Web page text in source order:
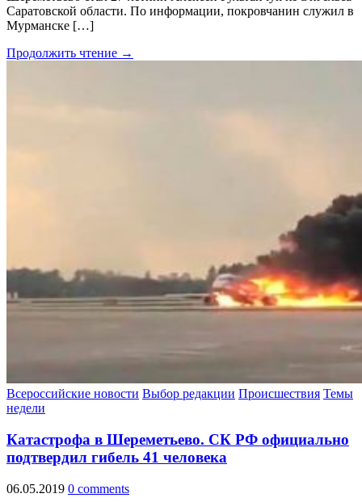
Саратовской области. По информации, покровчанин служил в
Мурманске […]
Продолжить чтение →
Всероссийские новости Выбор редакции Происшествия Темы
недели
Катастрофа в Шереметьево. СК РФ официально
подтвердил гибель 41 человека
06.05.2019 0 comments